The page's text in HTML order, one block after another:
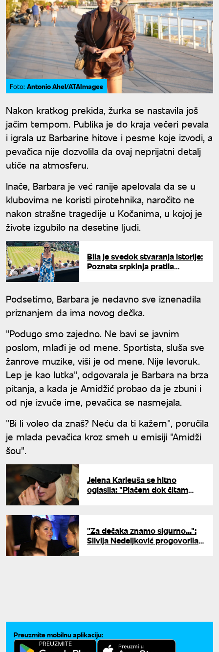
Foto: Antonio Ahel/ATAImages
Nakon kratkog prekida, žurka se nastavila još
jačim tempom. Publika je do kraja večeri pevala
i igrala uz Barbarine hitove i pesme koje izvodi, a
pevačica nije dozvolila da ovaj neprijatni detalj
utiče na atmosferu.
Inače, Barbara je već ranije apelovala da se u
klubovima ne koristi pirotehnika, naročito ne
nakon strašne tragedije u Kočanima, u kojoj je
živote izgubilo na desetine ljudi.
Bila je svedok stvaranja istorije:
Poznata srpkinja pratila
rečima
Podsetimo, Barbara je nedavno sve iznenadila
priznanjem da ima novog dečka.
"Podugo smo zajedno. Ne bavi se javnim
poslom, mlađi je od mene. Sportista, sluša sve
žanrove muzike, viši je od mene. Nije levoruk.
Lep je kao lutka", odgovarala je Barbara na brza
pitanja, a kada je Amidžić probao da je zbuni i
od nje izvuče ime, pevačica se nasmejala.
"Bi li voleo da znaš? Neću da ti kažem", poručila
je mlada pevačica kroz smeh u emisiji "Amidži
šou".
Jelena Karleuša se hitno
oglasila: "Plačem dok čitam
"Za dečaka znamo sigurno...":
Silvija Nedeljković progovorila o
Preuzmite mobilnu aplikaciju: